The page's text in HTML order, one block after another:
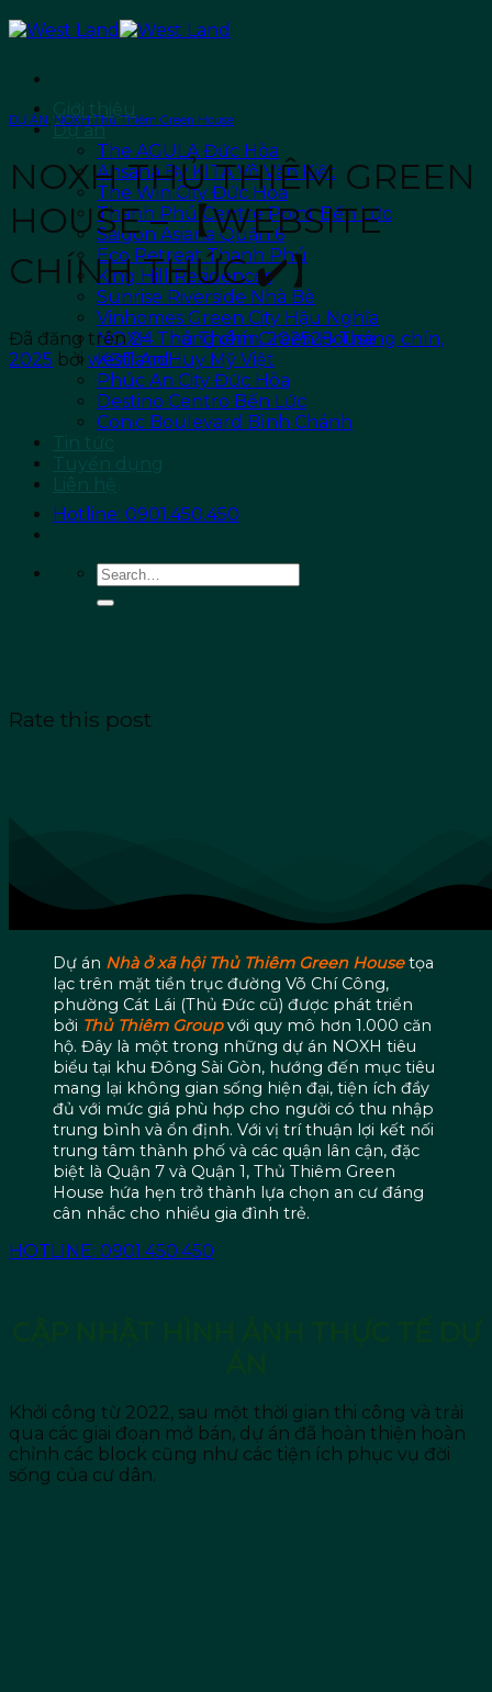
Chuyển
đến
dung
Giới thiệu
Dự án
The AGULA Đức Hòa
Ansana By KITA Võ Văn Kiệt
The Win City Đức Hòa
Thanh Phú Centre Point Bến Lức
Saigon Asiana Quận 6
Eco Retreat Thanh Phú
King Hill Residences
Sunrise Riverside Nhà Bè
Vinhomes Green City Hậu Nghĩa
NOXH Thủ Thiêm Green House
KĐT An Huy Mỹ Việt
Phúc An City Đức Hòa
Destino Centro Bến Lức
Conic Boulevard Bình Chánh
Tin tức
Tuyển dụng
Liên hệ
Hotline: 0901.450.450
DỰ ÁN ,NOXH Thủ Thiêm Green House
NOXH THỦ THIÊM GREEN
HOUSE – 【WEBSITE
CHÍNH THỨC ✔️】
Đã đăng trên24 Tháng chín, 202528 Tháng chín,
2025 bởi westland
Rate this post
Dự án Nhà ở xã hội Thủ Thiêm Green Housetọa
lạc trên mặt tiền trục đường Võ Chí Công,
phường Cát Lái (Thủ Đức cũ) được phát triển
bởi Thủ Thiêm Groupvới quy mô hơn 1.000 căn
hộ. Đây là một trong những dự án NOXH tiêu
biểu tại khu Đông Sài Gòn, hướng đến mục tiêu
mang lại không gian sống hiện đại, tiện ích đầy
đủ với mức giá phù hợp cho người có thu nhập
trung bình và ổn định. Với vị trí thuận lợi kết nối
trung tâm thành phố và các quận lân cận, đặc
biệt là Quận 7 và Quận 1, Thủ Thiêm Green
House hứa hẹn trở thành lựa chọn an cư đáng
cân nhắc cho nhiều gia đình trẻ.
HOTLINE: 0901.450.450
Khởi công từ 2022, sau một thời gian thi công và trải
qua các giai đoạn mở bán, dự án đã hoàn thiện hoàn
chỉnh các block cũng như các tiện ích phục vụ đời
sống của cư dân.